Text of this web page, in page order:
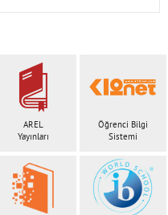
AREL
Yayınları
Öğrenci Bilgi
Sistemi